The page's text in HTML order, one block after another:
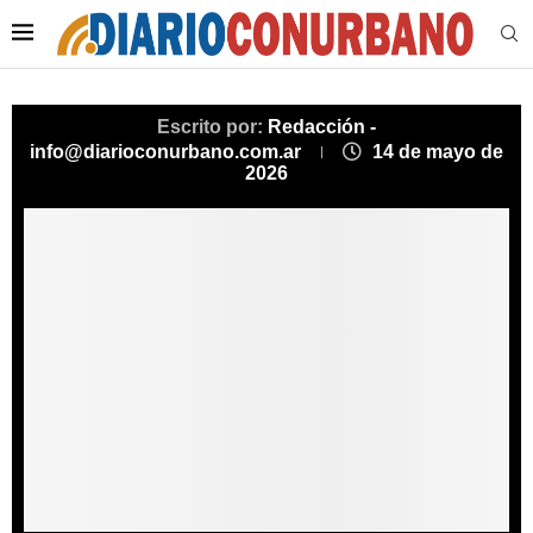
Escrito por: Redacción -
info@diarioconurbano.com.ar
14 de mayo de
2026